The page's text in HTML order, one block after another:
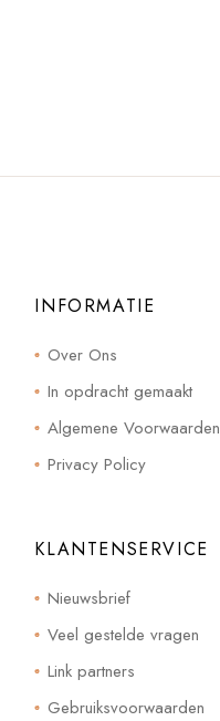
INFORMATIE
Over Ons
In opdracht gemaakt
Algemene Voorwaarden
Privacy Policy
KLANTENSERVICE
Nieuwsbrief
Veel gestelde vragen
Link partners
Gebruiksvoorwaarden